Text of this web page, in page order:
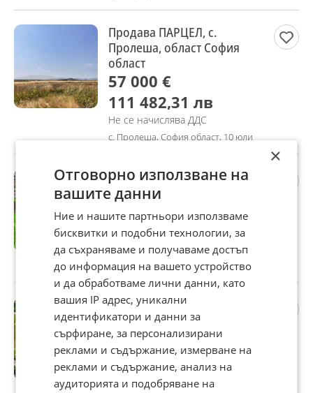
Продава ПАРЦЕЛ, с.
Пролеша, област София
област
57 000 €
111 482,31 лв
Не се начислява ДДС
с. Пролеша, София област, 10 юли
Продава ПАРЦЕЛ, гр.
София, с. Волуяк
107 000 €
209 273,81 лв
Не се начислява ДДС
гр. София, с. Волуяк, 10 юли
Продава ПАРЦЕЛ, гр.
София, с. Волуяк
192 100 €
375 714,94 лв
Не се начислява ДДС
×
Отговорно използване на
вашите данни
Ние и нашите партньори използваме
бисквитки и подобни технологии, за
да съхраняваме и получаваме достъп
до информация на вашето устройство
и да обработваме лични данни, като
вашия IP адрес, уникални
идентификатори и данни за
сърфиране, за персонализирани
реклами и съдържание, измерване на
реклами и съдържание, анализ на
аудиторията и подобряване на